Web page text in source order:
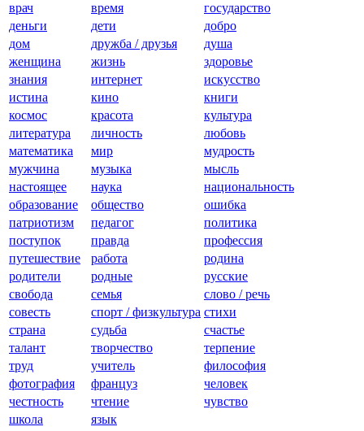
врач
время
государство
деньги
дети
добро
дом
дружба / друзья
душа
женщина
жизнь
здоровье
знания
интернет
искусство
истина
кино
книги
космос
красота
культура
литература
личность
любовь
математика
мир
мудрость
мужчина
музыка
мысль
настоящее
наука
национальность
образование
общество
ошибка
патриотизм
педагог
политика
поступок
правда
профессия
путешествие
работа
родина
родители
родные
русские
свобода
семья
слово / речь
совесть
спорт / физкультура стихи
страна
судьба
счастье
талант
творчество
терпение
труд
учитель
философия
фотография
француз
человек
честность
чтение
чувство
школа
язык